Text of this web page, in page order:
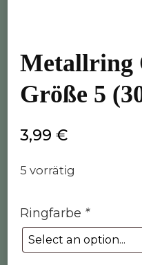
Metallring
Größe 5
3,99 €
5 vorrätig
Ringfarbe *